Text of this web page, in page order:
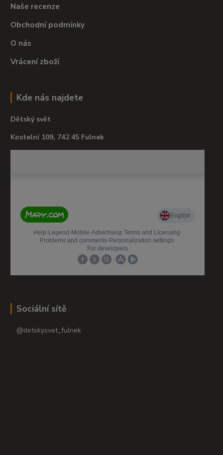
Naše recenze
Obchodní podmínky
O nás
Vrácení zboží
Kde nás najdete
Dětský svět
Kostelní 109, 742 45 Fulnek
Sociální sítě
@detskysvet_fulnek